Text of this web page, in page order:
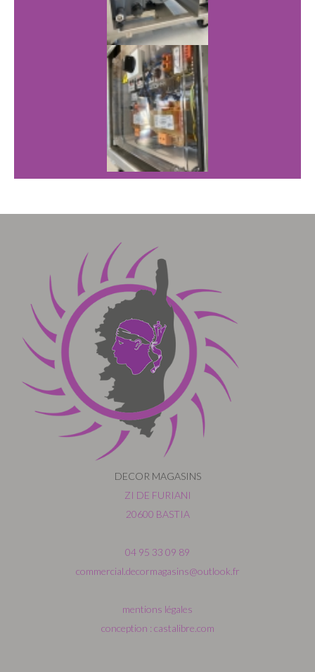
DECOR MAGASINS
ZI DE FURIANI
20600 BASTIA
04 95 33 09 89
commercial.decormagasins@outlook.fr
mentions légales
conception : castalibre.com